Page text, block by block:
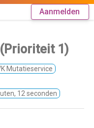
Aanmelden
1)
Mutatieservice
12 seconden